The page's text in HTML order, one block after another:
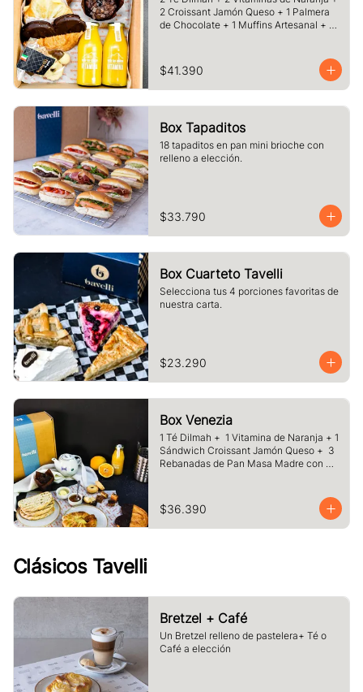
2 Croissant Jamón Queso + 1 Palmera
de Chocolate + 1 Muffins Artesanal +
$41.390
Box Tapaditos
18 tapaditos en pan mini brioche con
relleno a elección.
$33.790
Box Cuarteto Tavelli
Selecciona tus 4 porciones favoritas de
nuestra carta.
$23.290
Box Venezia
1 Té Dilmah +  1 Vitamina de Naranja + 1
Sándwich Croissant Jamón Queso +  3
Rebanadas de Pan Masa Madre con
gr de Galletas Surtida.
$36.390
Clásicos Tavelli
Bretzel + Café
Un Bretzel relleno de pastelera+ Té o
Café a elección